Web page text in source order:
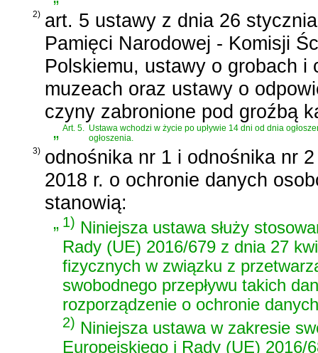
2) art. 5 ustawy z dnia 26
Pamięci Narodowej - Komisji
Polskiemu, ustawy o grobach
muzeach oraz ustawy o
czyny zabronione pod groźbą
„Art. 5. Ustawa wchodzi w życie po upływie 14 dni od dnia
ogłoszenia.
3) odnośnika nr 1 i odnośnika nr
2018 r. o ochronie danych
stanowią:
„1) Niniejsza ustawa służy
Rady (UE) 2016/679 z dnia 27
fizycznych w związku z
swobodnego przepływu takich
rozporządzenie o ochronie
2) Niniejsza ustawa w zakresie
Europejskiego i Rady (UE) 2016/